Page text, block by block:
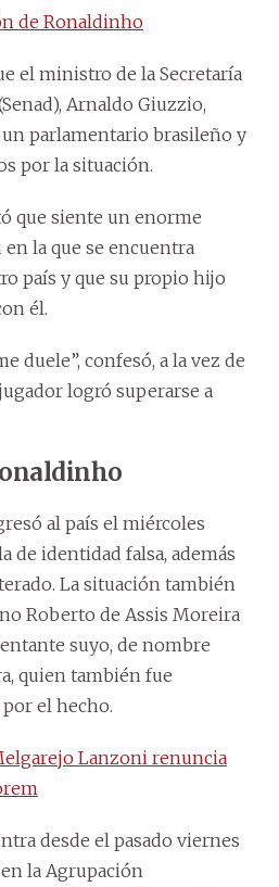
de Ronaldinho
el ministro de la Secretaría
Arnaldo Giuzzio,
parlamentario brasileño y
por la situación.
que siente un enorme
la que se encuentra
país y que su propio hijo
él.
duele”, confesó, a la vez de
logró superarse a
al país el miércoles
de identidad falsa, además
La situación también
Roberto de Assis Moreira
suyo, de nombre
quien también fue
el hecho.
Lanzoni renuncia
desde el pasado viernes
la Agrupación